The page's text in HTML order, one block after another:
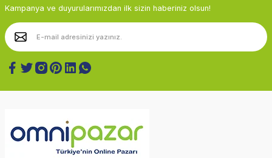
Kampanya ve duyurularımızdan ilk sizin haberiniz olsun!